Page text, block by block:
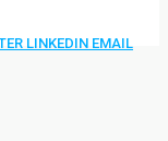
LINKEDIN EMAIL